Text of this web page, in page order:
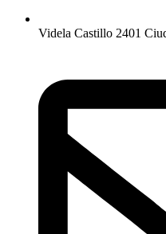
Videla Castillo 2401